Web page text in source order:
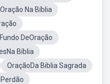
Na Bíblia
Fundo DeOração
Bíblia
OraçãoDa Biblia Sagrada